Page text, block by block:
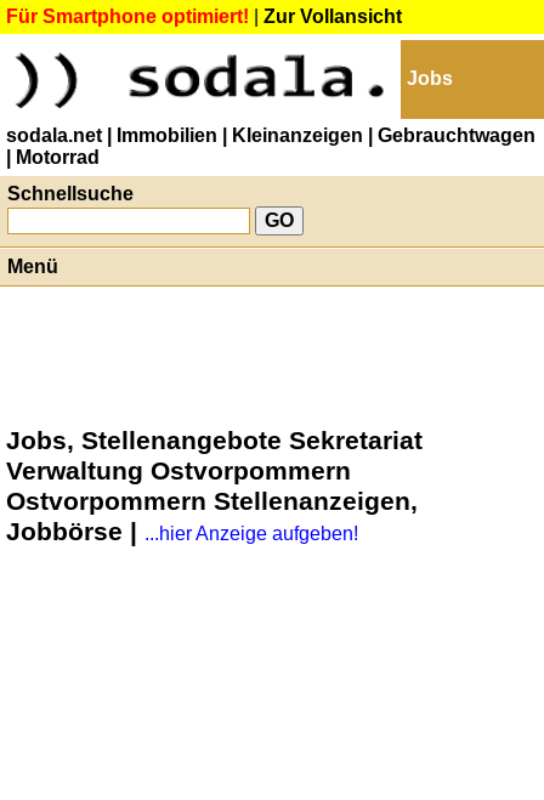
Für Smartphone optimiert! Zur Vollansicht
Jobs
sodala.net | Immobilien | Kleinanzeigen
| Gebrauchtwagen
| Motorrad
Schnellsuche
Menü
Jobs, Stellenangebote Sekretariat
Verwaltung Ostvorpommern
Ostvorpommern Stellenanzeigen,
Jobbörse | ...hier Anzeige aufgeben!